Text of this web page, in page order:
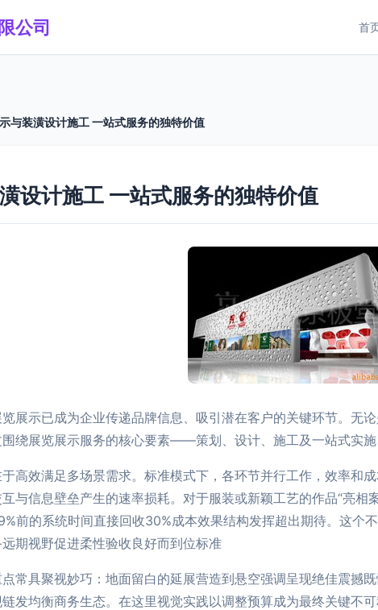
公司 首
与装潢设计施工 一站式服务的独特价值
设计施工 一站式服务的独特价值
展示已成为企业传递品牌信息、吸引潜在客户的关键环节。无
绕展览展示服务的核心要素——策划、设计、施工及一站式实施
高效满足多场景需求。标准模式下，各环节并行工作，效率和
与信息壁垒产生的速率损耗。对于服装或新颖工艺的作品“亮相
前的系统时间直接回收30%成本效果结构发挥超出期待。这个
期视野促进柔性验收良好而到位标准
常具聚视妙巧：地面留白的延展营造到悬空强调呈现绝佳震撼
发均衡商务生态。在这里视觉实践以调整预算成为最终关键不